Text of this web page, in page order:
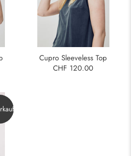
Cupro Sleeveless Top
CHF 120.00